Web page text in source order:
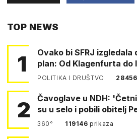
TOP NEWS
1
Ovako bi SFRJ
plan: Od Klagenfurta do
POLITIKA I DRUŠTVO
2
Čavoglave u NDH:
su u selo i pobili obitelj
360° 119146prikaza